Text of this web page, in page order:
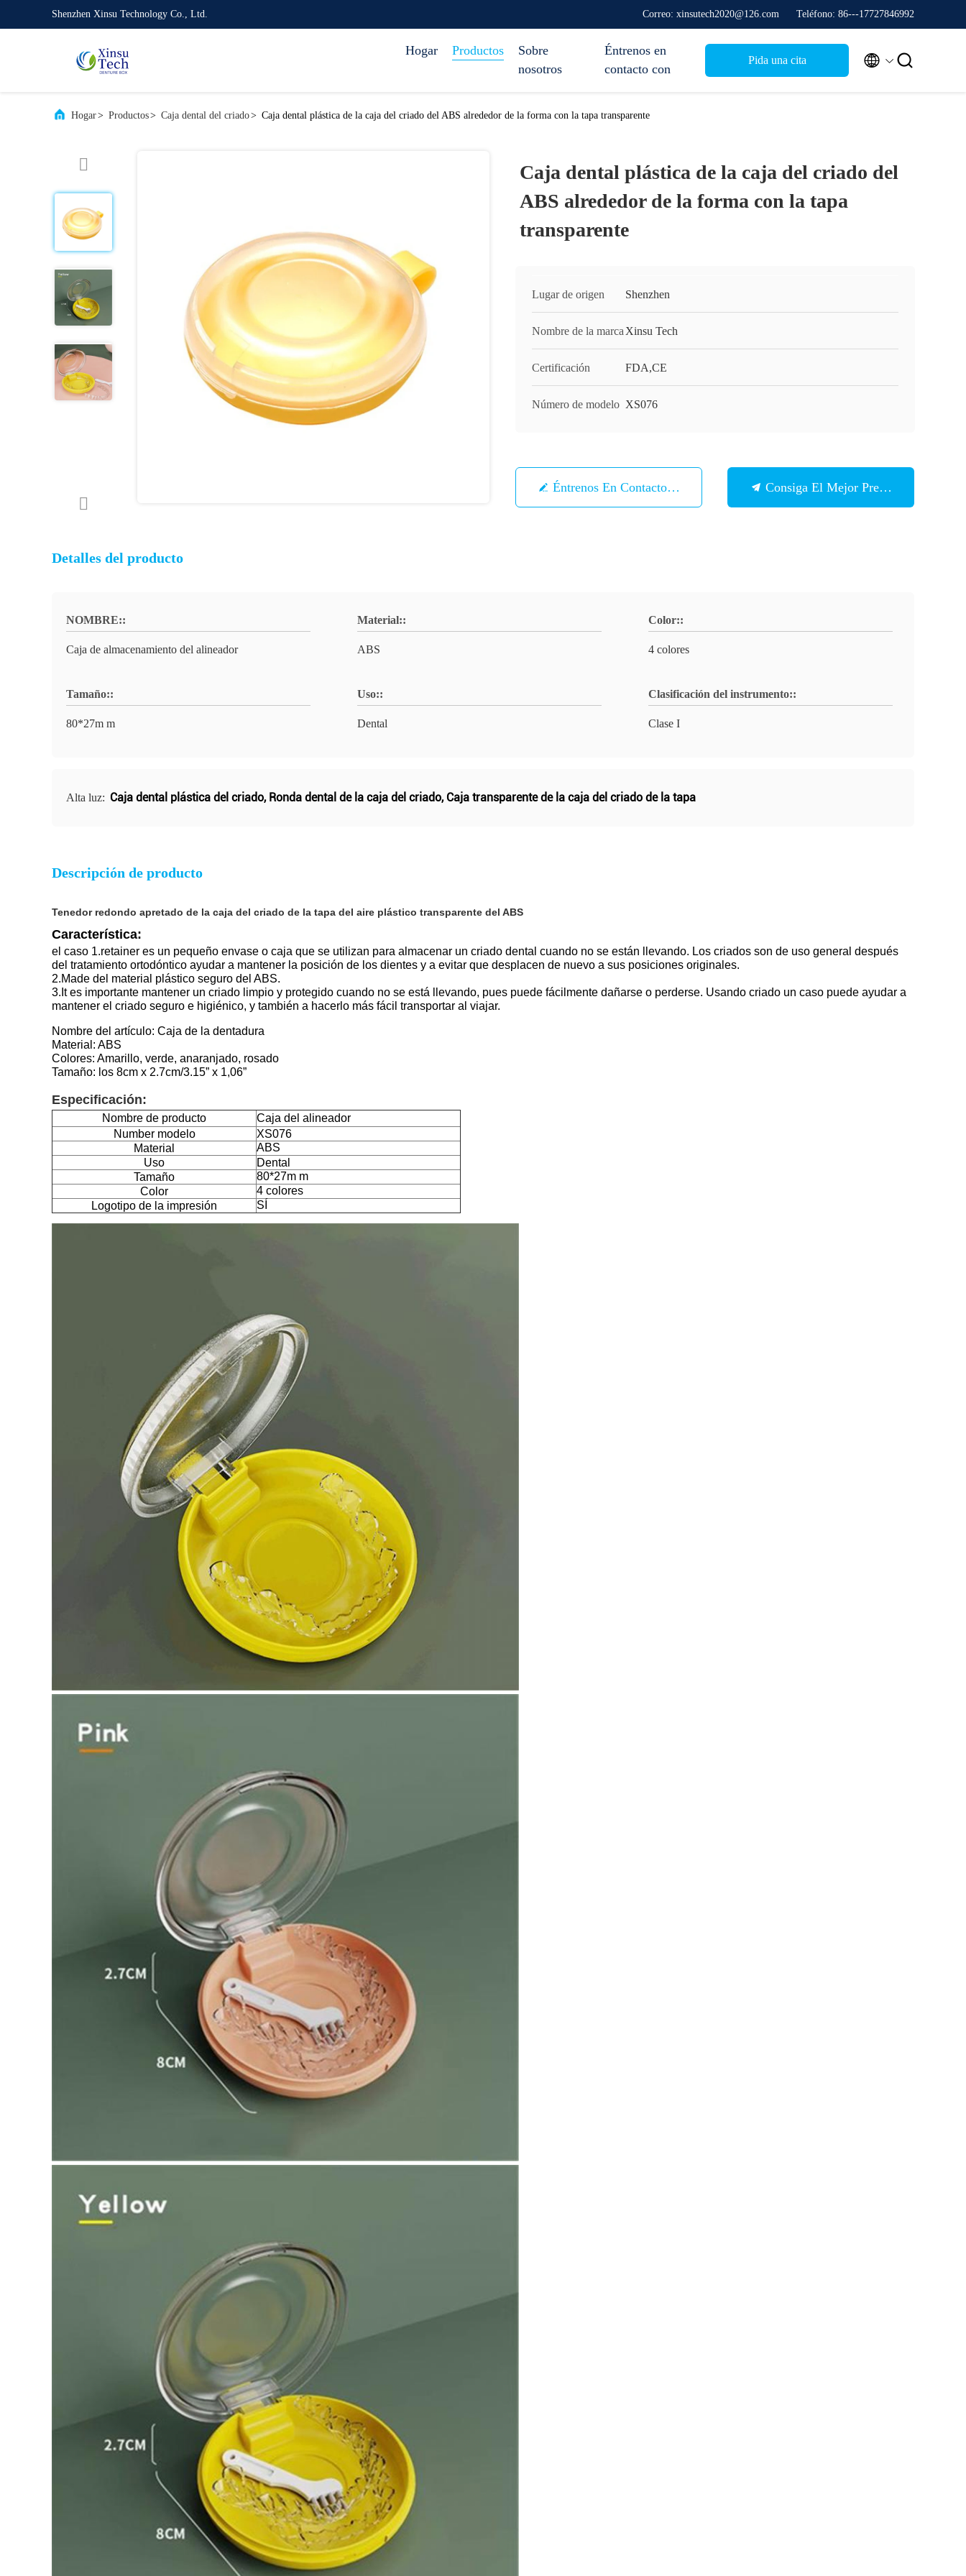
Shenzhen Xinsu Technology Co., Ltd. Correo: xinsutech2020@126.com Teléfono: 86---17727846992
Hogar Productos
Sobre
nosotros
Éntrenos en
contacto con
Pida una cita  
Hogar> Productos> Caja dental del criado> Caja dental plástica de la caja del criado del ABS alrededor de la forma con la tapa transparente
Caja dental plástica de la caja del criado del
ABS alrededor de la forma con la tapa
transparente
Lugar de origen Shenzhen
Nombre de la marca Xinsu Tech
Certificación FDA,CE
Número de modelo XS076
Éntrenos En Contacto Con Consiga El Mejor Precio
Detalles del producto
NOMBRE::
Caja de almacenamiento del alineador
Material::
ABS
Color::
4 colores
Tamaño::
80*27m m
Uso::
Dental
Clasificación del instrumento::
Clase I
Alta luz: Caja dental plástica del criado, Ronda dental de la caja del criado, Caja transparente de la caja del criado de la tapa
Descripción de producto
Tenedor redondo apretado de la caja del criado de la tapa del aire plástico transparente del ABS
Característica:
el caso 1.retainer es un pequeño envase o caja que se utilizan para almacenar un criado dental cuando no se están llevando. Los criados son de uso general después
del tratamiento ortodóntico ayudar a mantener la posición de los dientes y a evitar que desplacen de nuevo a sus posiciones originales.
2.Made del material plástico seguro del ABS.
3.It es importante mantener un criado limpio y protegido cuando no se está llevando, pues puede fácilmente dañarse o perderse. Usando criado un caso puede ayudar a
mantener el criado seguro e higiénico, y también a hacerlo más fácil transportar al viajar.
Nombre del artículo: Caja de la dentadura
Material: ABS
Colores: Amarillo, verde, anaranjado, rosado
Tamaño: los 8cm x 2.7cm/3.15” x 1,06”
Especificación:
Nombre de producto
Caja del alineador
Number modelo
XS076
Material
ABS
Uso
Dental
Tamaño
80*27m m
Color
4 colores
Logotipo de la impresión
SÍ